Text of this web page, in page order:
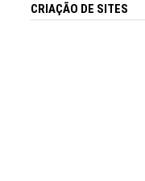
CRIAÇÃO DE SITES